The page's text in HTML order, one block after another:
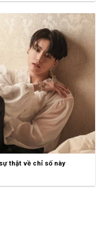
thật về chỉ số này